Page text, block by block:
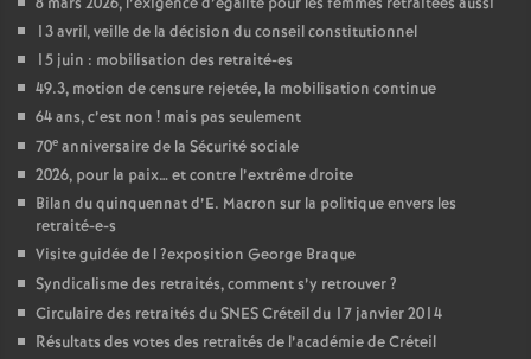
13 avril, veille de la décision du conseil constitutionnel
15 juin : mobilisation des retraité-es
49.3, motion de censure rejetée, la mobilisation continue
64 ans, c’est non ! mais pas seulement
70e anniversaire de la Sécurité sociale
2026, pour la paix… et contre l’extrême droite
Bilan du quinquennat d’E. Macron sur la politique envers les
retraité-e-s
Visite guidée de l?exposition George Braque
Syndicalisme des retraités, comment s’y retrouver?
Circulaire des retraités duSNESCréteil du 17 janvier 2014
Résultats des votes des retraités de l’académie de Créteil